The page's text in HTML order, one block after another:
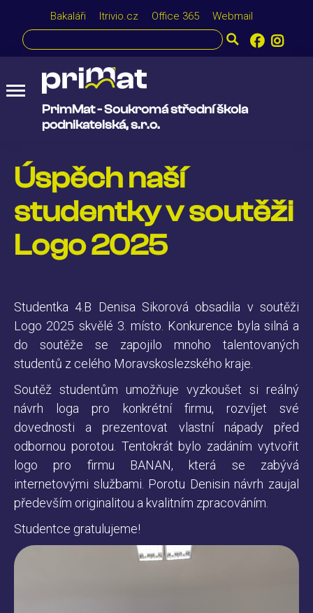
Bakaláři Itrivio.cz Office 365 Webmail
PrimMat - Soukromá střední škola
podnikatelská, s.r.o.
Úspěch naší
studentky v soutěži
Logo 2025
Studentka 4.B Denisa Sikorová obsadila v soutěži
Logo 2025 skvělé 3. místo. Konkurence byla silná a
do soutěže se zapojilo mnoho talentovaných
studentů z celého Moravskoslezského kraje.
Soutěž studentům umožňuje vyzkoušet si reálný
návrh loga pro konkrétní firmu, rozvíjet své
dovednosti a prezentovat vlastní nápady před
odbornou porotou. Tentokrát bylo zadáním vytvořit
logo pro firmu BANAN, která se zabývá
internetovými službami. Porotu Denisin návrh zaujal
především originalitou a kvalitním zpracováním.
Studentce gratulujeme!